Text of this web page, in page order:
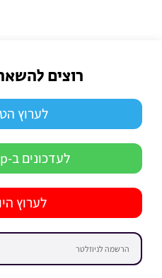
רוצים
לערוץ
לעדכונים ב-Whatsapp
לערוץ